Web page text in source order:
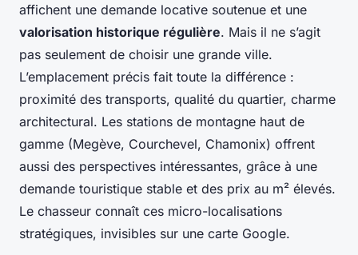
affichent une demande locative soutenue et une
valorisation historique régulière. Mais il ne s’agit
pas seulement de choisir une grande ville.
L’emplacement précis fait toute la différence :
proximité des transports, qualité du quartier, charme
architectural. Les stations de montagne haut de
gamme (Megève, Courchevel, Chamonix) offrent
aussi des perspectives intéressantes, grâce à une
demande touristique stable et des prix au m² élevés.
Le chasseur connaît ces micro-localisations
stratégiques, invisibles sur une carte Google.